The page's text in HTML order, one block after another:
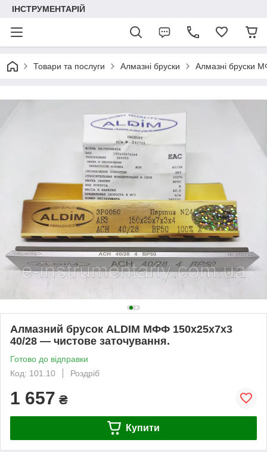
ІНСТРУМЕНТАРІЙ
Товари та послуги Алмазні бруски Алмазні бруски
Алмазний брусок ALDIM МФФ 150х25х7х3
40/28 — чистове заточування.
Готово до відправки
Код: 101.10
Роздріб
1 657 ₴
Купити